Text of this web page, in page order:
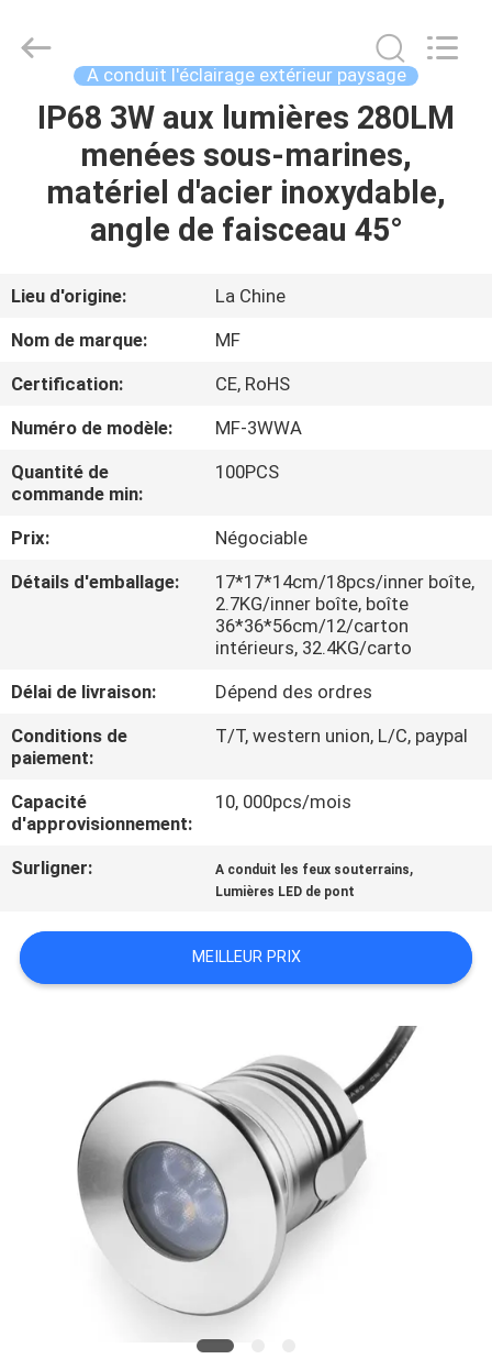
MAISON
PRODUITS
A
DE
NOUS
VISITE
D'USINE
QUALITÉ
CONTACTEZ-
NOUS
DEMANDEZ
CITATION
PRIVACY
POLICY
Ming
Feng
A conduit l'éclairage extérieur paysage
IP68 3W aux lumières 280LM
menées sous-marines,
matériel d'acier inoxydable,
angle de faisceau 45°
Lieu d'origine:
La Chine
Nom de marque:
MF
Certification:
CE, RoHS
Numéro de modèle:
MF-3WWA
Quantité de
commande min:
100PCS
Prix:
Négociable
Détails d'emballage:
17*17*14cm/18pcs/inner boîte,
2.7KG/inner boîte, boîte
36*36*56cm/12/carton
intérieurs, 32.4KG/carto
Délai de livraison:
Dépend des ordres
Conditions de
paiement:
T/T, western union, L/C, paypal
Capacité
d'approvisionnement:
10, 000pcs/mois
Surligner: A conduit les feux souterrains,
Lumières LED de pont
MEILLEUR PRIX